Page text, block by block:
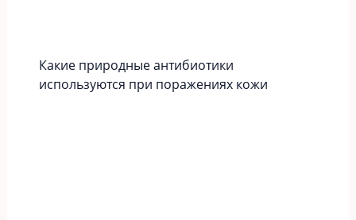
Какие природные антибиотики
используются при поражениях кожи